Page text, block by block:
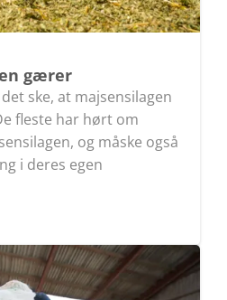
gærer
ske, at majsensilagen
fleste har hørt om
og måske også
i deres egen